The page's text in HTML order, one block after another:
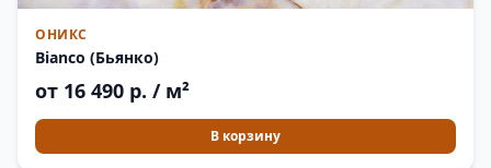
ОНИКС
Bianco (Бьянко)
от 16 490 р. / м²
В корзину